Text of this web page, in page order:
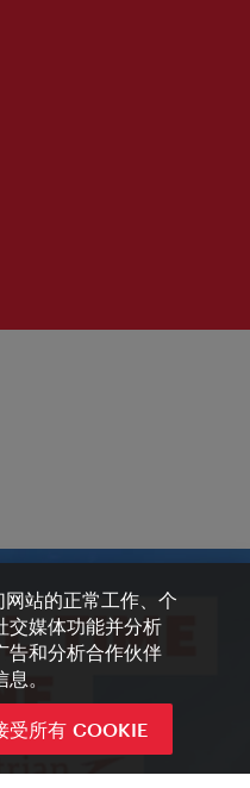
站的正常工作、个
交媒体功能并分析
告和分析合作伙伴
。
受所有 COOKIE